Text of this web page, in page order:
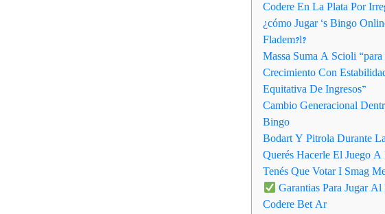
Codere En La Plata Por
¿cómo Jugar ‘s Bingo
Fladem?l?
Massa Suma A Scioli
Crecimiento Con
Equitativa De Ingresos”
Cambio Generacional
Bingo
Bodart Y Pitrola Durante
Querés Hacerle El Juego
Tenés Que Votar I Smag
Garantias Para Jugar
Codere Bet Ar